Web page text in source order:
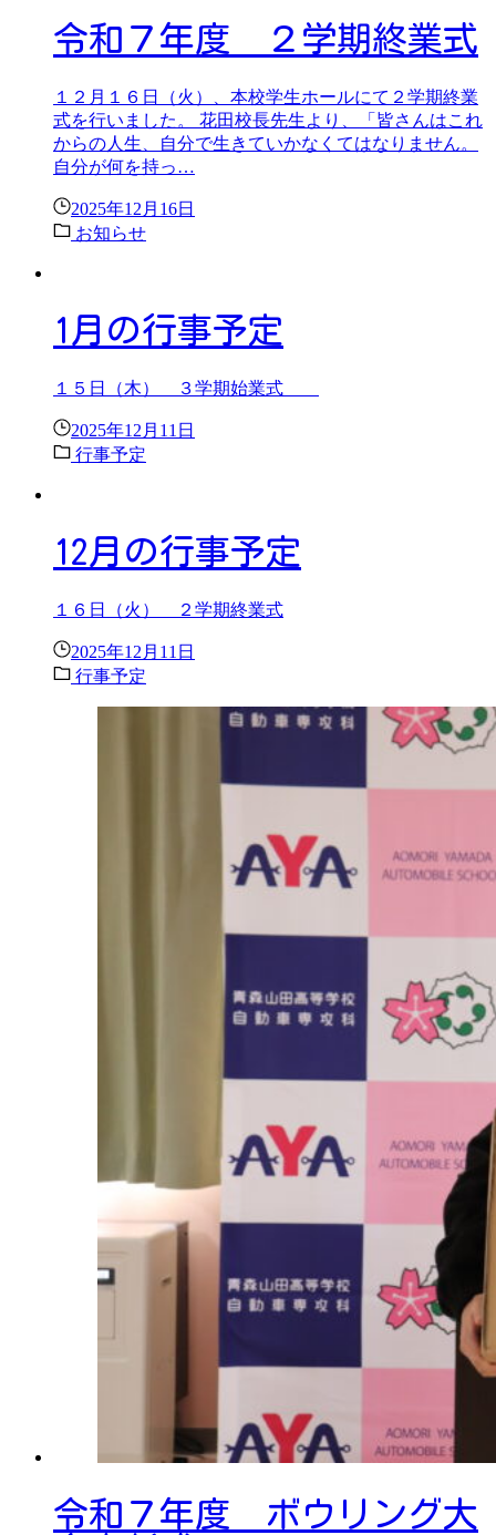
令和７年度 ２学期終業式
１２月１６日（火）、本校学生ホールにて２学期終業
式を行いました。 花田校長先生より、「皆さんはこれ
からの人生、自分で生きていかなくてはなりません。
自分が何を持っ…
2025年12月16日
お知らせ
1月の行事予定
１５日（木） ３学期始業式
2025年12月11日
行事予定
12月の行事予定
１６日（火） ２学期終業式
2025年12月11日
行事予定
令和７年度 ボウリング大